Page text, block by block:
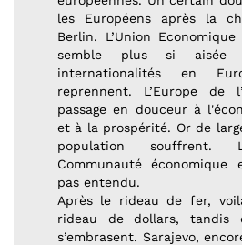
les Européens après la
Berlin. L’Union
semble plus si aisée
internationalités en
reprennent. L’Europe de
passage en douceur à
et à la prospérité. Or de
population souffrent.
Communauté économique
pas entendu.
Après le rideau de fer,
rideau de dollars, tandis
s’embrasent. Sarajevo,